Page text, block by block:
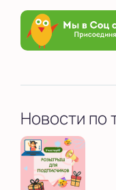
Новости по